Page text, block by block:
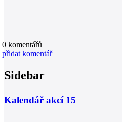
0 komentářů
přidat komentář
Sidebar
Kalendář akcí 15